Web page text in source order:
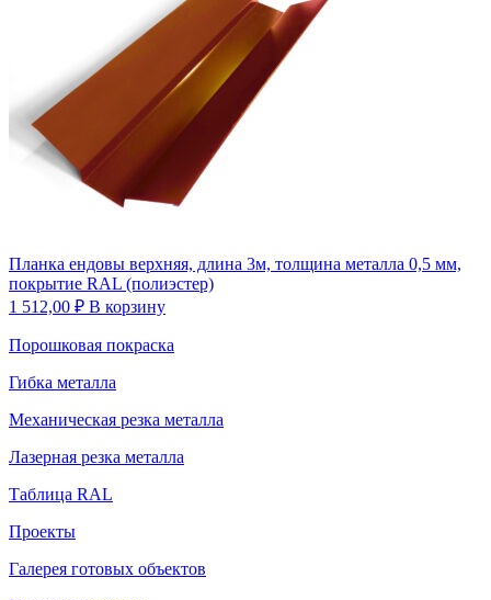
Планка ендовы верхняя, длина 3м, толщина металла 0,5 мм,
покрытие RAL (полиэстер)
1 512,00 ₽ В корзину
Порошковая покраска
Гибка металла
Механическая резка металла
Лазерная резка металла
Таблица RAL
Проекты
Галерея готовых объектов